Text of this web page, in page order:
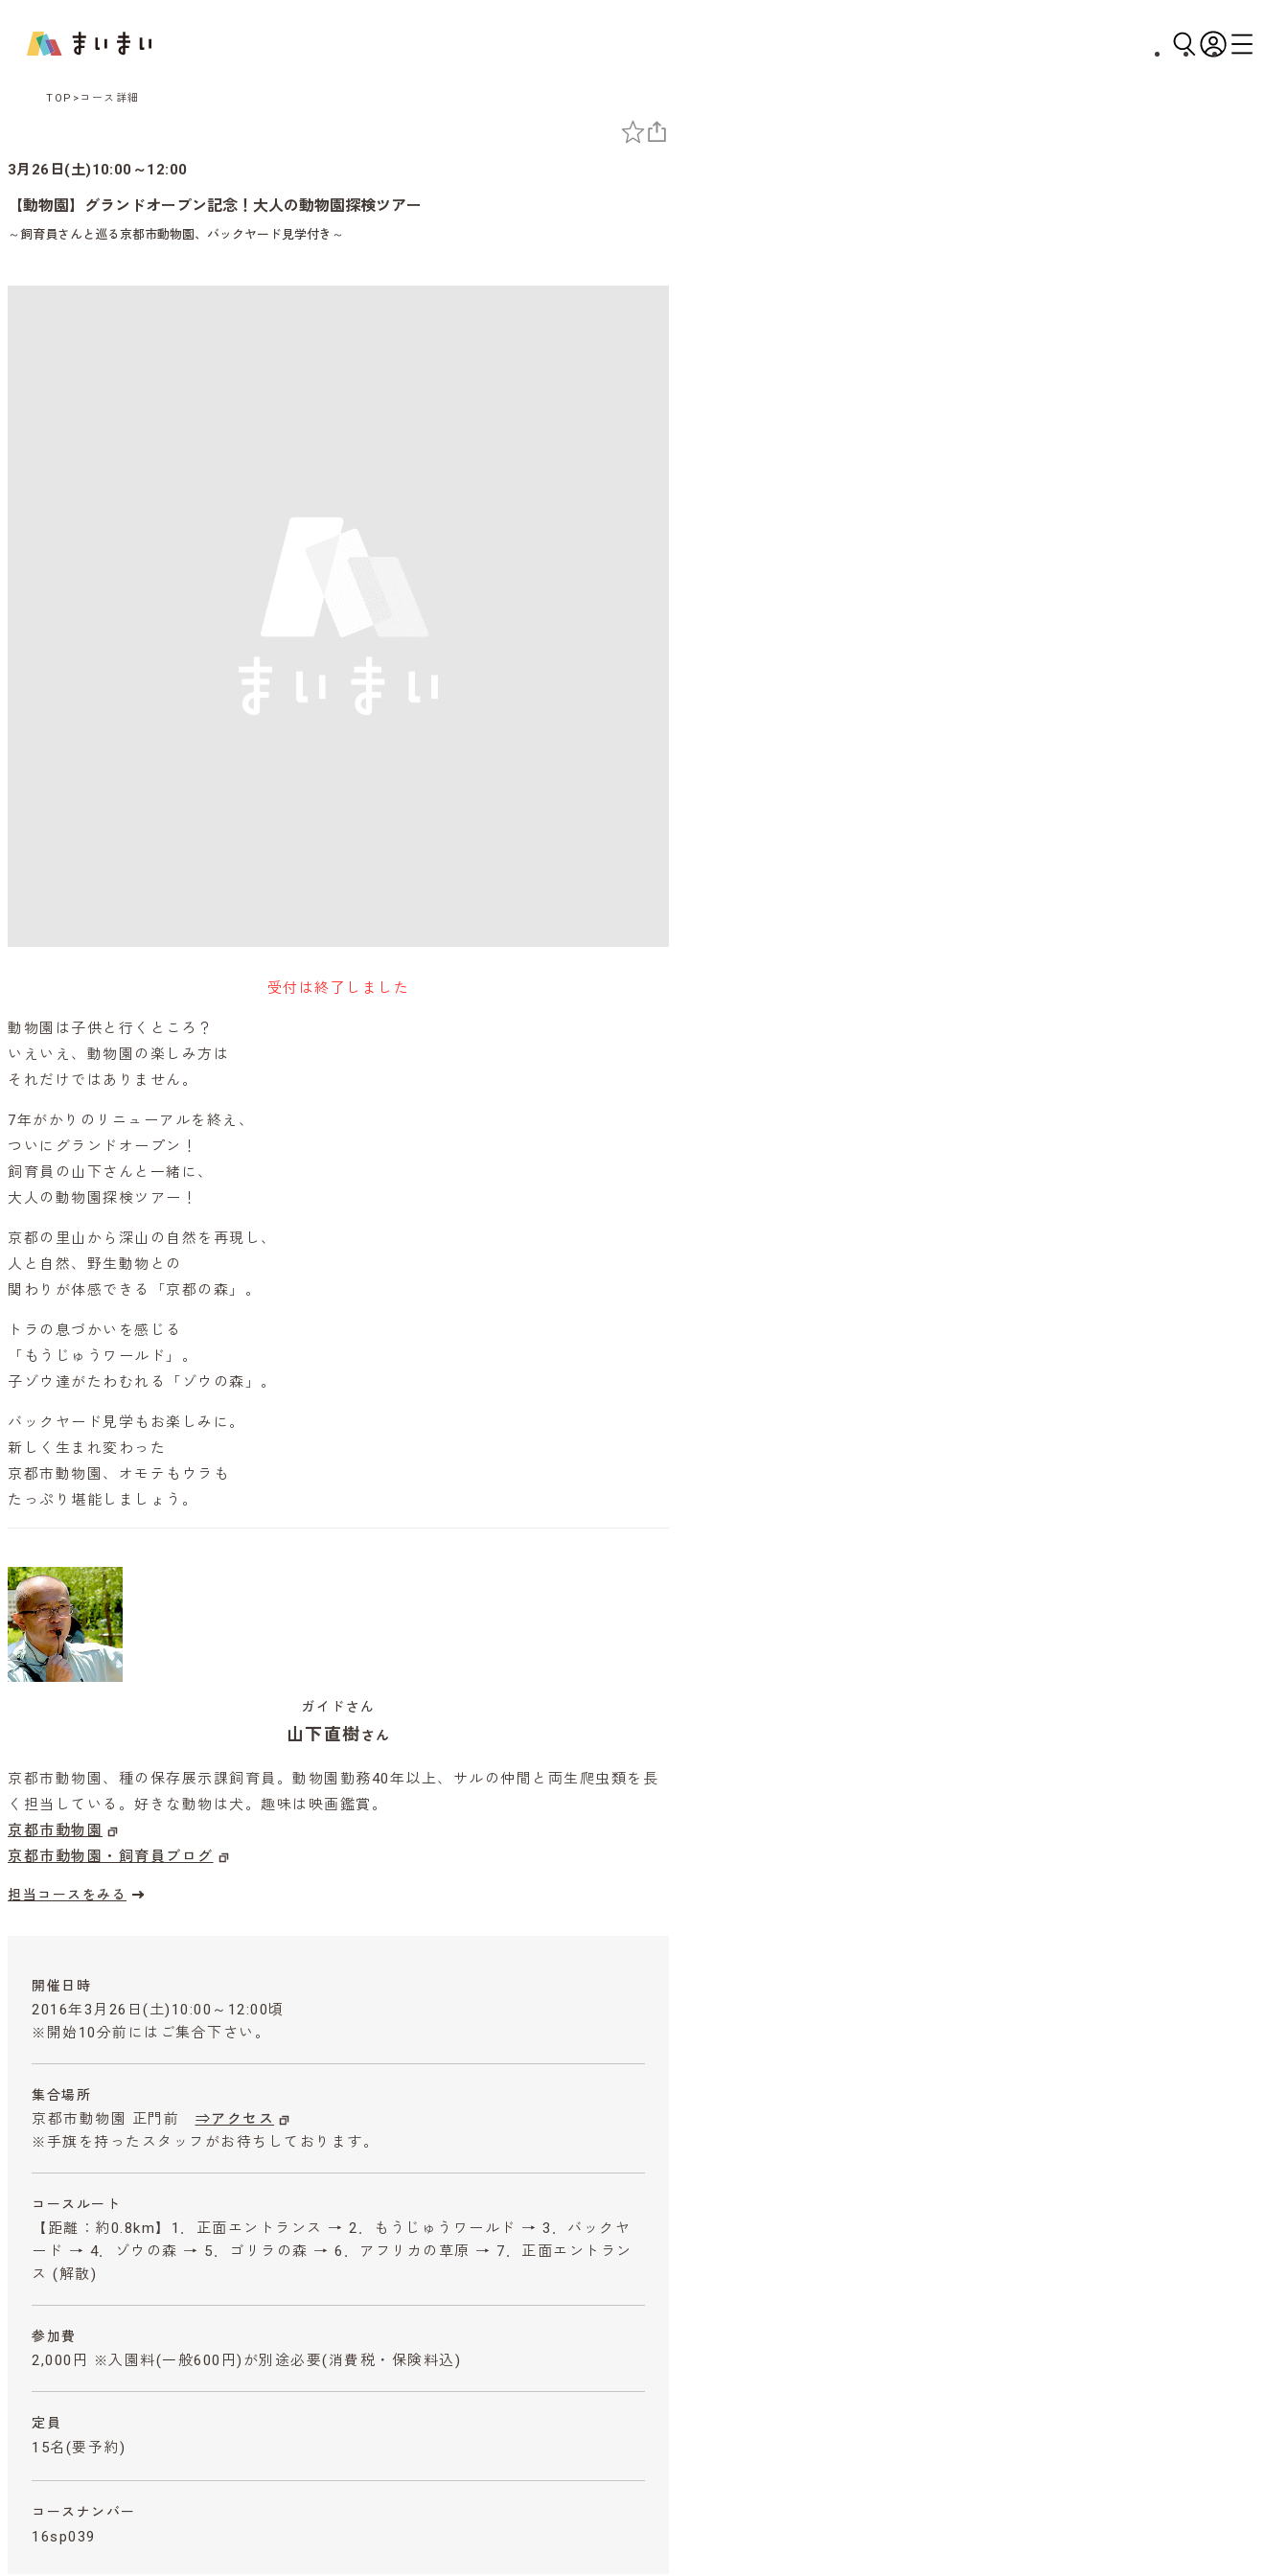
TOP コース詳細
3月26日(土)10:00～12:00
【動物園】グランドオープン記念！大人の動物園探検ツアー
～飼育員さんと巡る京都市動物園、バックヤード見学付き～
受付は終了しました
動物園は子供と行くところ？
いえいえ、動物園の楽しみ方は
それだけではありません。
7年がかりのリニューアルを終え、
ついにグランドオープン！
飼育員の山下さんと一緒に、
大人の動物園探検ツアー！
京都の里山から深山の自然を再現し、
人と自然、野生動物との
関わりが体感できる「京都の森」。
トラの息づかいを感じる
「もうじゅうワールド」。
子ゾウ達がたわむれる「ゾウの森」。
バックヤード見学もお楽しみに。
新しく生まれ変わった
京都市動物園、オモテもウラも
たっぷり堪能しましょう。
ガイドさん
山下直樹さん
京都市動物園、種の保存展示課飼育員。動物園勤務40年以上、サルの仲間と両生爬虫類を長
く担当している。好きな動物は犬。趣味は映画鑑賞。
京都市動物園
京都市動物園・飼育員ブログ
担当コースをみる
開催日時
2016年3月26日(土)10:00～12:00頃
※開始10分前にはご集合下さい。
集合場所
京都市動物園 正門前 ⇒アクセス
※手旗を持ったスタッフがお待ちしております。
コースルート
【距離：約0.8km】1．正面エントランス → 2．もうじゅうワールド → 3．バックヤ
ード → 4．ゾウの森 → 5．ゴリラの森 → 6．アフリカの草原 → 7．正面エントラン
ス (解散)
参加費
2,000円 ※入園料(一般600円)が別途必要(消費税・保険料込)
定員
15名(要予約)
コースナンバー
16sp039